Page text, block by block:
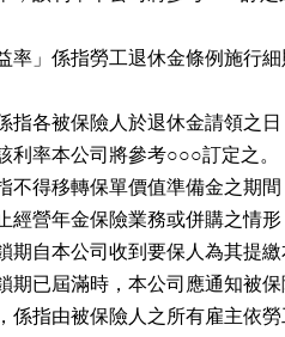
率」係指勞工退休金條例施行
指各被保險人於退休金請領之
利率本公司將參考○○○訂定之。
不得移轉保單價值準備金之期
經營年金保險業務或併購之情
期自本公司收到要保人為其提
期已屆滿時，本公司應通知被
係指由被保險人之所有雇主依